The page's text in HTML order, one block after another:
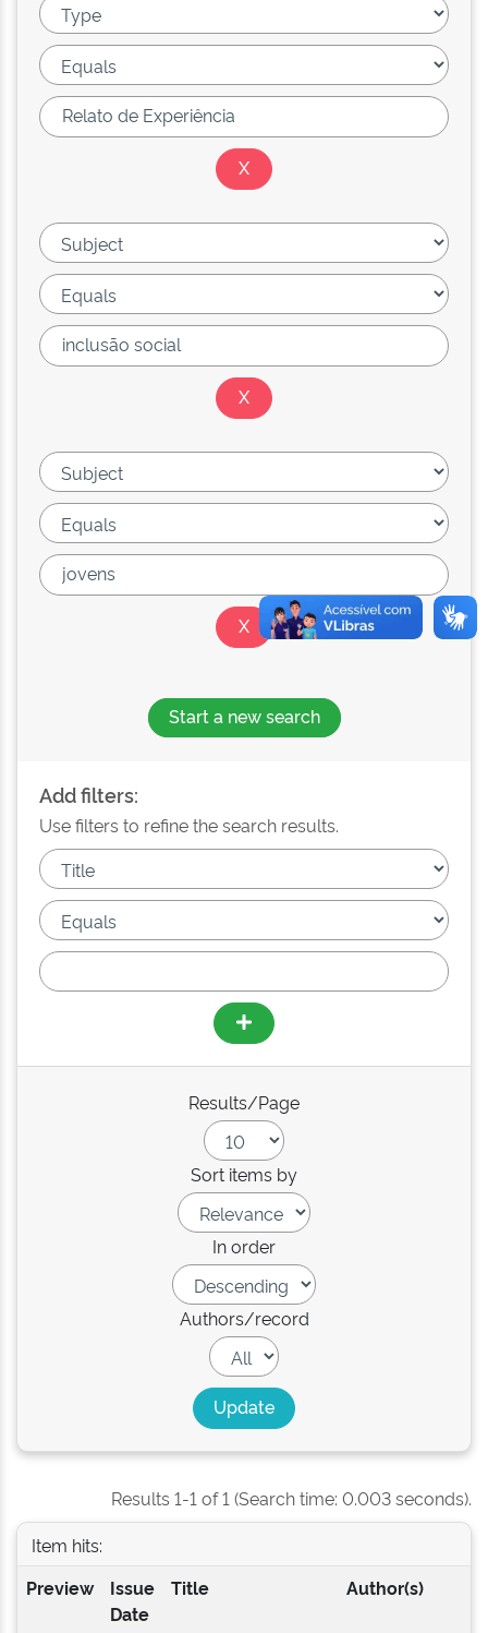
Start a new search
Add filters:
Use filters to refine the search results.
Results/Page
Sort items by
In order
Authors/record
Results 1-1 of 1 (Search time: 0.003 seconds).
Item hits:
Preview
Issue
Date
Title Author(s)